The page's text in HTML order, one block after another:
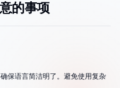
的事项
保语言简洁明了。避免使用复杂